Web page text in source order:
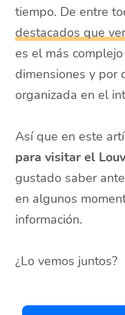
tiempo. De entre
destacados que
es el más
dimensiones y por
organizada en el
Así que en este
para visitar el
gustado saber
en algunos
información.
¿Lo vemos juntos?